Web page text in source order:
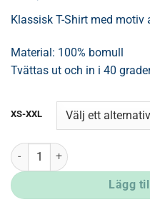
Klassisk T-Shirt med
Material: 100% bomull
Tvättas ut och in i 40
XS-XXL
Milla T-shirt Vuxen Rosa mängd
Lägg